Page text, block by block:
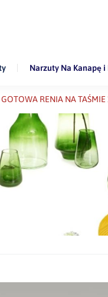
Narzuty Na Kanapę i
RENIA NA